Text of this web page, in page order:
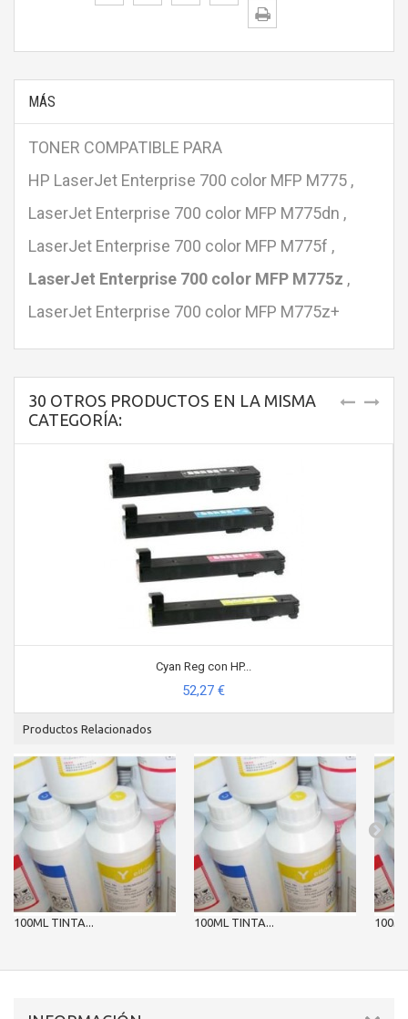
MÁS
TONER COMPATIBLE PARA
HP LaserJet Enterprise 700 color MFP M775 ,
LaserJet Enterprise 700 color MFP M775dn ,
LaserJet Enterprise 700 color MFP M775f ,
LaserJet Enterprise 700 color MFP M775z ,
LaserJet Enterprise 700 color MFP M775z+
30 OTROS PRODUCTOS EN LA MISMA
CATEGORÍA:
Cyan Reg con HP...
52,27 €
Productos Relacionados
100ML TINTA... 100ML TINTA...